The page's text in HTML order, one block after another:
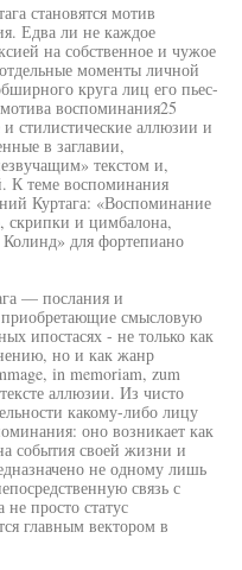
становятся мотив
Едва ли не каждое
на собственное и чужое
моменты личной
круга лиц его пьес-
воспоминания25
стилистические аллюзии и
в заглавии,
текстом и,
К теме воспоминания
Куртага: «Воспоминание
скрипки и цимбалона,
для фортепиано
— послания и
смысловую
ипостасях - не только как
но и как жанр
in memoriam, zum
аллюзии. Из чисто
какому-либо лицу
оно возникает как
события своей жизни и
не одному лишь
связь с
просто статус
главным вектором в